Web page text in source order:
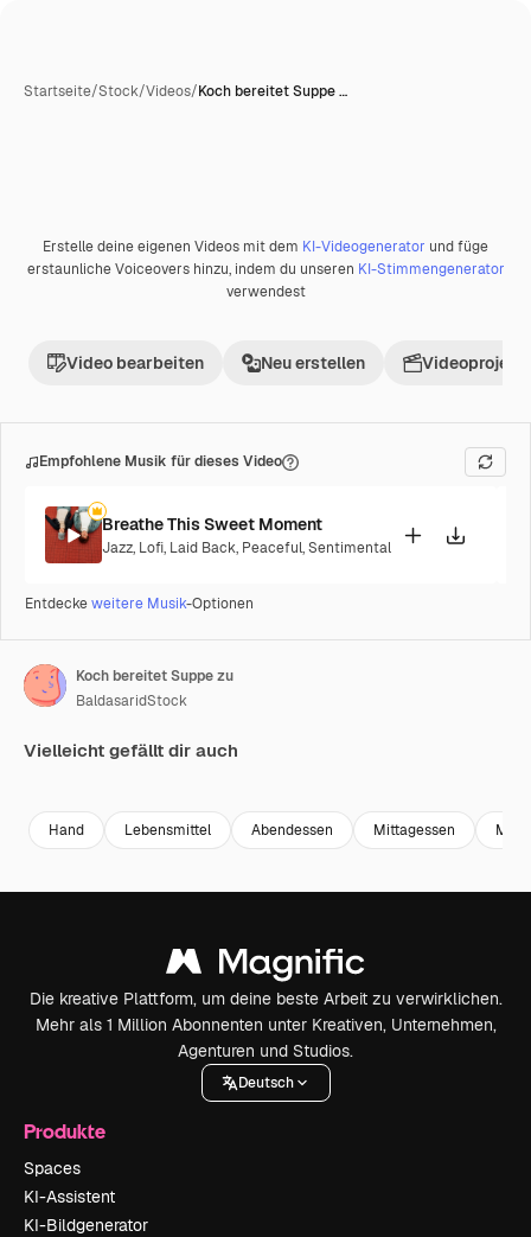
Startseite/Stock/Videos/Koch bereitet Suppe …
Erstelle deine eigenen Videos mit dem KI-Videogenerator und füge
erstaunliche Voiceovers hinzu, indem du unseren KI-Stimmengenerator
verwendest
Video bearbeiten Neu erstellen Videoprojekt
Empfohlene Musik für dieses Video
Breathe This Sweet Moment
Jazz, Lofi, Laid Back, Peaceful,Sentimental
Entdeckeweitere Musik-Optionen
Koch bereitet Suppe zu
BaldasaridStock
Vielleicht gefällt dir auch
Hand Lebensmittel Abendessen Mittagessen
Die kreative Plattform, um deine beste Arbeit zu verwirklichen.
Mehr als 1 Million Abonnenten unter Kreativen, Unternehmen,
Agenturen und Studios.
Deutsch
Produkte
Spaces
KI-Assistent
KI-Bildgenerator